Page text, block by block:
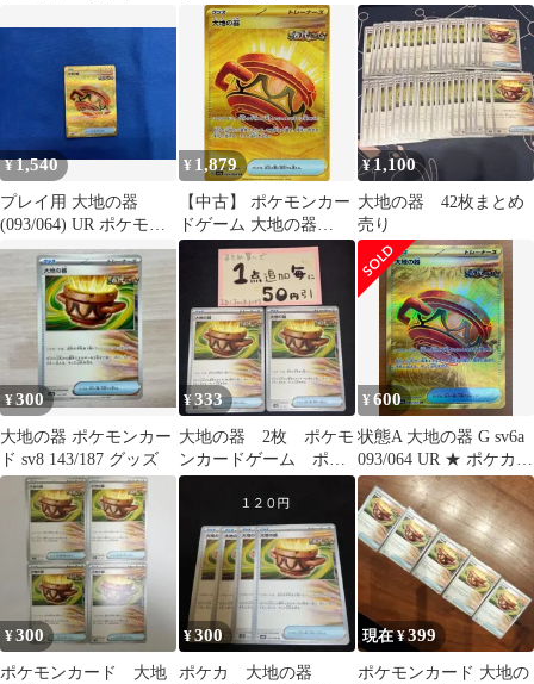
セット
¥1,540
プレイ用 大地の器
(093/064) UR ポケモン
カードゲーム
¥ 1,879
【中古】 ポケモンカー
ドゲーム 大地の器
SV6A SV6A 093/064 UR
¥1,100
大地の器 42枚まとめ
売り
¥300
大地の器 ポケモンカー
ド sv8 143/187 グッズ
¥333
大地の器 2枚 ポケモ
ンカードゲーム ポケ
カ
¥600
状態A 大地の器 G sv6a
093/064 UR ★ ポケカ
ポケモンカードゲーム
¥300
ポケモンカード 大地
¥300
ポケカ 大地の器
現在 ¥399
ポケモンカード 大地の